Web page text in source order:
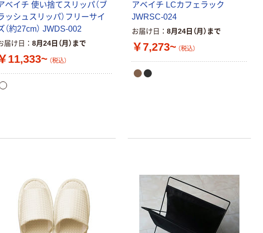
ベイチ 使い捨てスリッパ（ブ
ッシュスリッパ）フリーサイ
（約27cm） JWDS-002
届け日 8月24日（月）まで
11,333~ （税込）
アベイチ LCカフェラック
JWRSC-024
お届け日 8月24日（月）まで
￥7,273~ （税込）